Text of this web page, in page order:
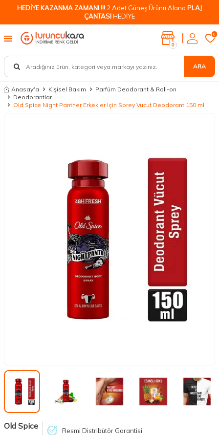
HEDİYE KAZANMA ZAMANI !!! 2 Adet Güneş Ürünü Alana PLAJ
ÇANTASIHEDİYE
ARA
0
0
Anasayfa Kişisel Bakım
Parfüm Deodorant & Roll-on
Deodorantlar
Old Spice Night Panther Erkekler Için Sprey Vücut Deodorant 150 ml
Old Spice Resmi Distribütör Garantisi